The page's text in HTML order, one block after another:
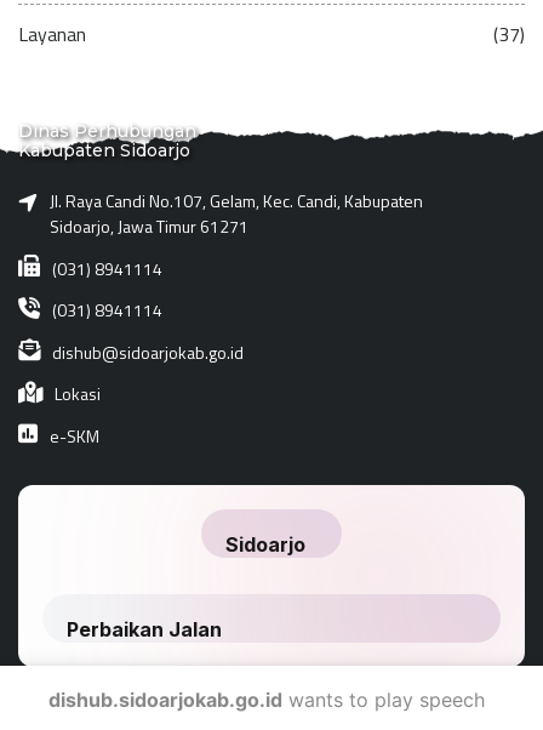
Layanan (37)
Dinas Perhubungan
Kabupaten Sidoarjo
Jl. Raya Candi No.107, Gelam, Kec. Candi, Kabupaten
Sidoarjo, Jawa Timur 61271
(031) 8941114
(031) 8941114
dishub@sidoarjokab.go.id
Lokasi
e-SKM
dishub.sidoarjokab.go.id wants to play speech